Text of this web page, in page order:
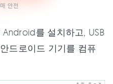
를 설치하고, USB
드로이드 기기를 컴퓨